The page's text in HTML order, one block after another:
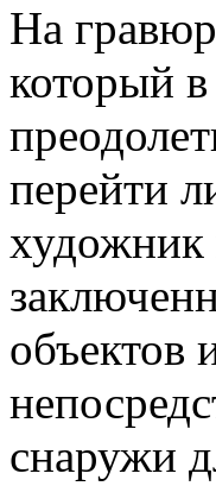
На
который в
перейти
художник
снаружи